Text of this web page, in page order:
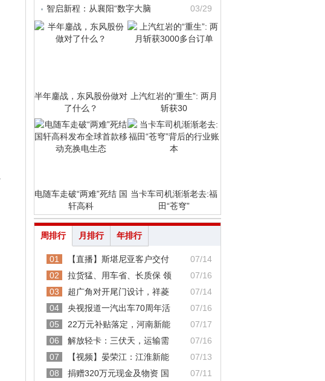
智启新程：从襄阳“数字大脑
03/29
半年鏖战，东风股份做对
了什么？
上汽红岩的“重生”: 两月
斩获30
电随车走破“两难”死结 国
轩高科
当卡车司机渐渐老去:福
田“苍穹”
周排行 月排行 年排行
01 【直播】斯堪尼亚客户交付
07/14
02
拉货猛、用车省、长质保 领
07/16
03
超广角对开尾门设计，祥菱
07/14
04
央视报道一汽出车70周年活
07/16
05
22万元补贴落定，河南新能
07/17
06
解放轻卡：三伏天，运输需
07/16
07
【视频】晏荣江：江淮新能
07/13
08
捐赠320万元现金及物资 国
07/11